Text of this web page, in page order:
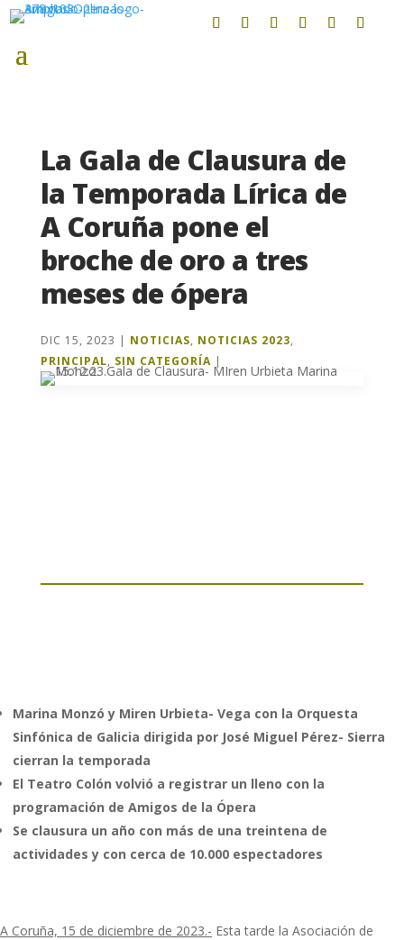
La Gala de Clausura de
la Temporada Lírica de
A Coruña pone el
broche de oro a tres
meses de ópera
DIC 15, 2023 | NOTICIAS, NOTICIAS 2023,
PRINCIPAL, SIN CATEGORÍA|
Marina Monzó y Miren Urbieta- Vega con la Orquesta
Sinfónica de Galicia dirigida por José Miguel Pérez- Sierra
cierran la temporada
El Teatro Colón volvió a registrar un lleno con la
programación de Amigos de la Ópera
Se clausura un año con más de una treintena de
actividades y con cerca de 10.000 espectadores
A Coruña, 15 de diciembre de 2023.- Esta tarde la Asociación de